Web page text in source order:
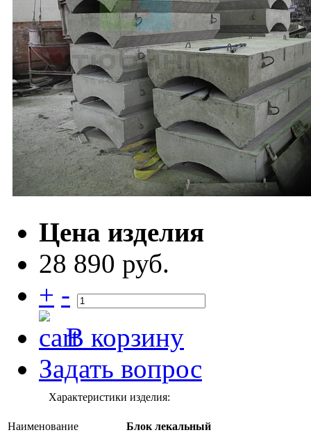
Цена изделия
28 890 руб.
+ -
В корзину
Задать вопрос
Характеристики изделия:
Наименование Блок лекальный